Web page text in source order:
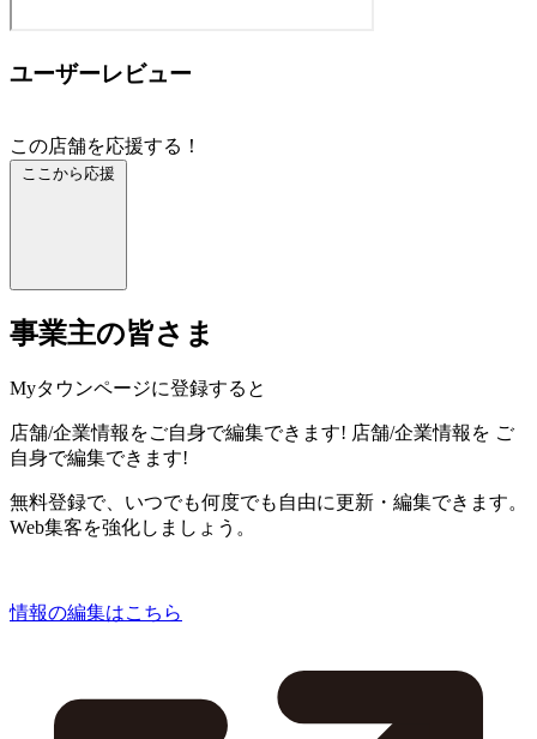
ユーザーレビュー
この店舗を応援する！
ここから応援
事業主の皆さま
Myタウンページに登録すると
店舗/企業情報をご自身で編集できます! 店舗/企業情報を ご
自身で編集できます!
無料登録で、いつでも何度でも自由に更新・編集できます。
Web集客を強化しましょう。
情報の編集はこちら